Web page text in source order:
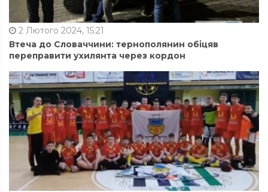
2 Лютого 2024, 15:21
Втеча до Словаччини: тернополянин обіцяв
переправити ухилянта через кордон